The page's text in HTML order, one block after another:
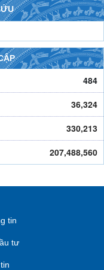
484
36,324
330,213
207,488,560
tin
tư